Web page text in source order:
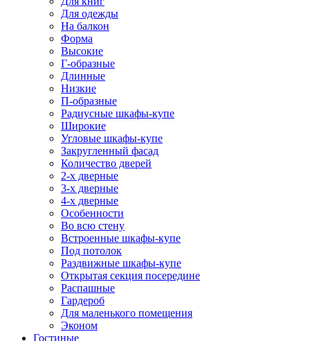
Для одежды
На балкон
Форма
Высокие
Г-образные
Длинные
Низкие
П-образные
Радиусные шкафы-купе
Широкие
Угловые шкафы-купе
Закругленный фасад
Количество дверей
2-х дверные
3-х дверные
4-х дверные
Особенности
Во всю стену
Встроенные шкафы-купе
Под потолок
Раздвижные шкафы-купе
Открытая секция посередине
Распашные
Гардероб
Для маленького помещения
Эконом
Гостиные